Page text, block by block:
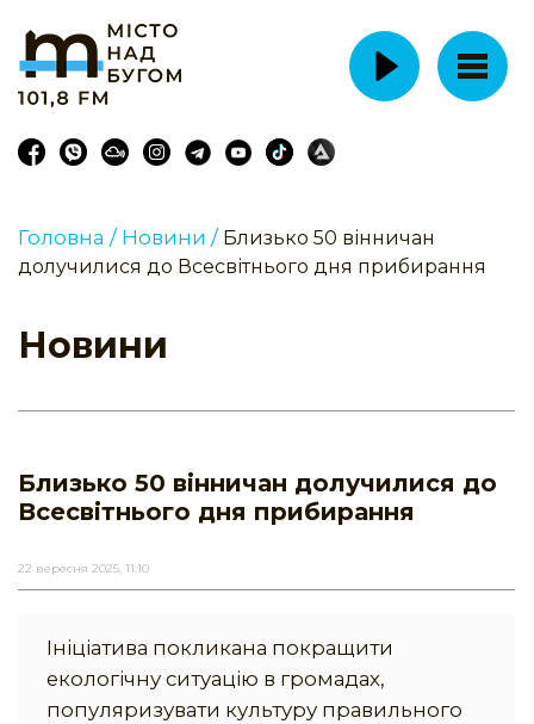
Головна / Новини / Близько 50 вінничан
долучилися до Всесвітнього дня прибирання
Новини
Близько 50 вінничан долучилися до
Всесвітнього дня прибирання
22 вересня 2025, 11:10
Ініціатива покликана покращити
екологічну ситуацію в громадах,
популяризувати культуру правильного